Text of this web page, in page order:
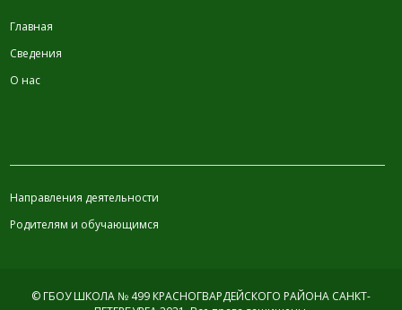
Главная
Сведения
О нас
Направления деятельности
Родителям и обучающимся
© ГБОУ ШКОЛА № 499 КРАСНОГВАРДЕЙСКОГО РАЙОНА САНКТ-